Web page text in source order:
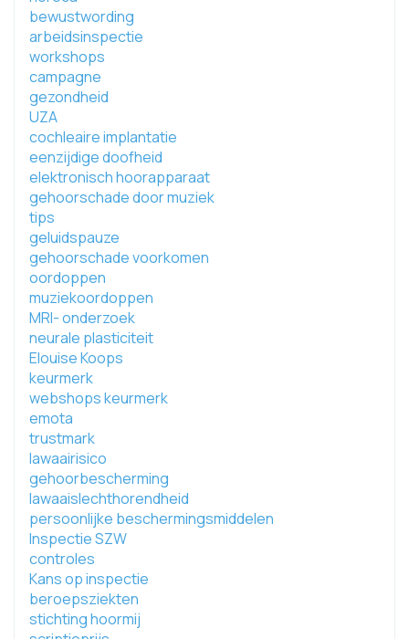
bewustwording
arbeidsinspectie
workshops
campagne
gezondheid
UZA
cochleaire implantatie
eenzijdige doofheid
elektronisch hoorapparaat
gehoorschade door muziek
tips
geluidspauze
gehoorschade voorkomen
oordoppen
muziekoordoppen
MRI- onderzoek
neurale plasticiteit
Elouise Koops
keurmerk
webshops keurmerk
emota
trustmark
lawaairisico
gehoorbescherming
lawaaislechthorendheid
persoonlijke beschermingsmiddelen
Inspectie SZW
controles
Kans op inspectie
beroepsziekten
stichting hoormij